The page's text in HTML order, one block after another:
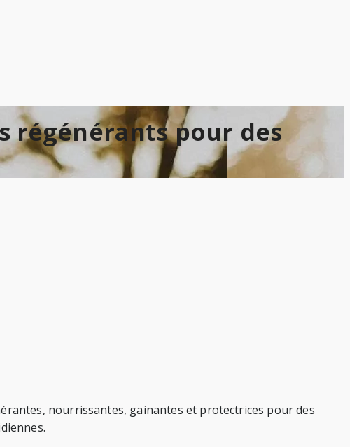
régénérants pour des
nourrissantes, gainantes et protectrices pour des